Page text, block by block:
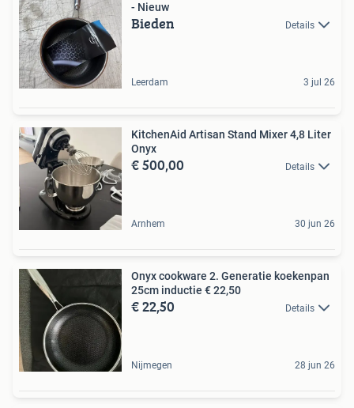
- Nieuw
Bieden Details
Leerdam 3 jul 26
KitchenAid Artisan Stand Mixer 4,8 Liter
Onyx
€ 500,00 Details
Arnhem 30 jun 26
Onyx cookware 2. Generatie koekenpan
25cm inductie € 22,50
€ 22,50 Details
Nijmegen 28 jun 26